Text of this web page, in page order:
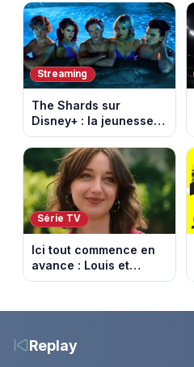
Streaming
The Shards sur
Disney+ : la jeunesse
dorée de Los Angeles
face à un tueur dans
les années 80
Série TV
Ici tout commence en
avance : Louis et
Jasmine enfin en
août 2026 (spoiler)
Replay